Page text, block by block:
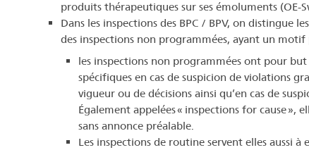
produits thérapeutiques sur ses émoluments (OE-
Dans les inspections des BPC / BPV, on distingue
des inspections non programmées, ayant un motif
les inspections non programmées ont pour but
spécifiques en cas de suspicion de violations
vigueur ou de décisions ainsi qu’en cas de
Également appelées « inspections for cause »,
sans annonce préalable.
Les inspections de routine servent elles aussi à